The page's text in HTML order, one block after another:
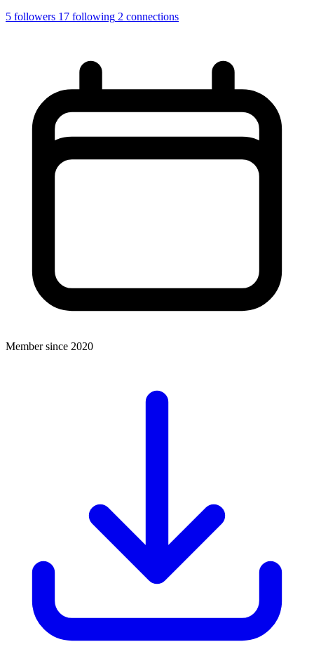
5 followers 17 following 2 connections
Member since 2020